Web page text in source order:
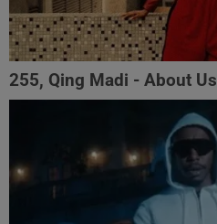
255, Qing Madi - About Us